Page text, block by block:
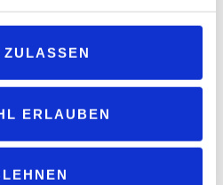
ERLAUBEN
nur die der Motoren. Wichtig
ein Vergleich des
zum Beispiel Lithium für die
hinaus werden Batterien
wie die Studie zugrunde legt,